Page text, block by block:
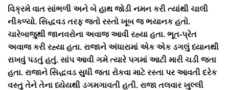
વિક્રમે વાત સાંભળી અને બે હાથ જોડી નમન કરી ત્યાંથી ચાલી
નીકળ્યો. સિદ્ધવડ તરફ જતો રસ્તો ખૂબ જ ભયાનક હતો.
ચારેબાજુથી જાનવરોના અવાજ આવી રહ્યા હતા. ભૂત-પ્રેત
અવાજ કરી રહ્યા હતા. રાજાને અંધારામાં એક એક ડગલું ધ્યાનથી
રાખવું પડતું હતું. સાંપ આવી ગમે ત્યારે પગમાં આટી મારી ચડી જતા
હતા. રાજાને સિદ્ધવડ સુધી જતા રોકવા માટે રસ્તા પર આવતી દરેક
વસ્તુ તેને તેના ધ્યેયથી ડગમગાવતી હતી. રાજા તલવાર ખુલ્લી